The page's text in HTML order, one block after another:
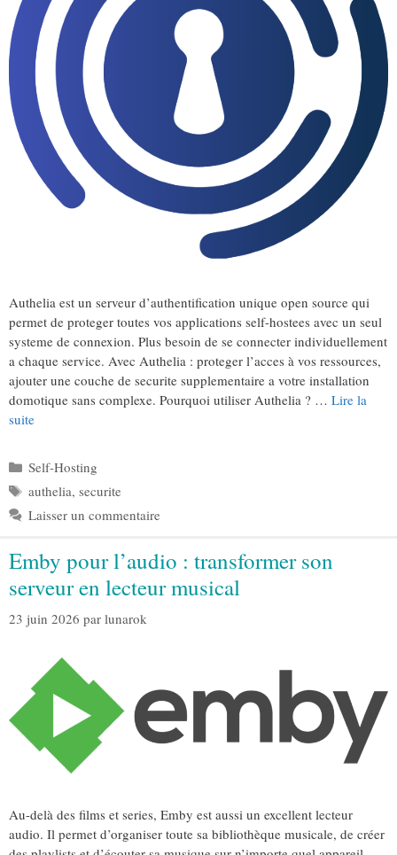
Authelia est un serveur d’authentification unique open source qui
permet de proteger toutes vos applications self-hostees avec un seul
systeme de connexion. Plus besoin de se connecter individuellement
a chaque service. Avec Authelia : proteger l’acces à vos ressources,
ajouter une couche de securite supplementaire a votre installation
domotique sans complexe. Pourquoi utiliser Authelia ? … Lire la
suite
Catégories
Self-Hosting
Étiquettes
authelia, securite
Laisser un commentaire
Emby pour l’audio : transformer son
serveur en lecteur musical
23 juin 2026 par lunarok
Au-delà des films et series, Emby est aussi un excellent lecteur
audio. Il permet d’organiser toute sa bibliothèque musicale, de créer